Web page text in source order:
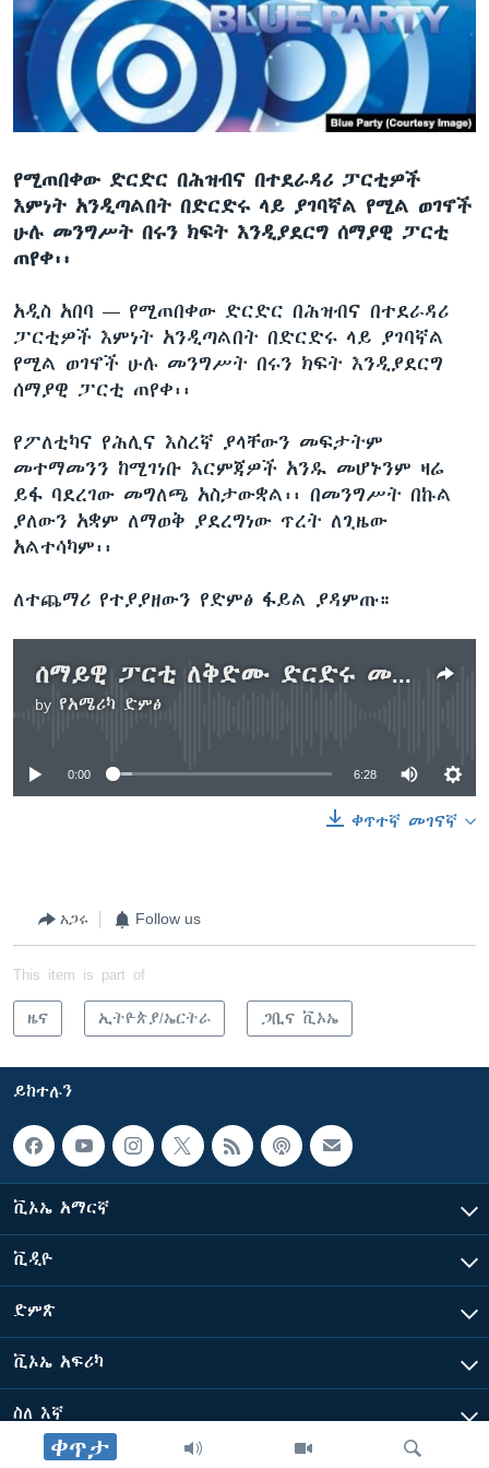
ቋንቋዎች
ቀጥታ
የሚጠበቀው ድርድር በሕዝብና በተደራዳሪ ፓርቲዎች
እምነት አንዲጣልበት በድርድሩ ላይ ያገባኛል የሚል ወገኖች
ሁሉ መንግሥት በሩን ክፍት እንዲያደርግ ሰማያዊ ፓርቲ
ጠየቀ፡፡
አዲስ አበባ — የሚጠበቀው ድርድር በሕዝብና በተደራዳሪ
ፓርቲዎች እምነት አንዲጣልበት በድርድሩ ላይ ያገባኛል
የሚል ወገኖች ሁሉ መንግሥት በሩን ክፍት እንዲያደርግ
ሰማያዊ ፓርቲ ጠየቀ፡፡
የፖለቲካና የሕሊና እስረኛ ያላቸውን መፍታትም
መተማመንን ከሚገነቡ እርምጃዎች አንዱ መሆኑንም ዛሬ
ይፋ ባደረገው መግለጫ አስታውቋል፡፡ በመንግሥት በኩል
ያለውን አቋም ለማወቅ ያደረግነው ጥረት ለጊዜው
አልተሳካም፡፡
ለተጨማሪ የተያያዘውን የድምፅ ፋይል ያዳምጡ።
ሰማይዊ ፓርቲ ለቅድሙ ድርድሩ መንግሥት በሩን ክፍት እንዲያደርግ ጠየቀ
by የአሜሪካ ድምፅ
No media source currently available
0:00 6:28
ቀጥተኛ መገናኛ
አጋሩ Follow us
This item is part of
ዜና ኢትዮጵያ/ኤርትራ ጋቢና ቪኦኤ
ይከተሉን
ቪኦኤ አማርኛ
ቪዲዮ
ድምጽ
ቪኦኤ አፍሪካ
ስለ እኛ